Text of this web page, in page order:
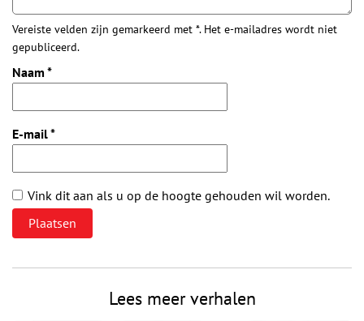
Vereiste velden zijn gemarkeerd met *. Het e-mailadres wordt niet
gepubliceerd.
Naam *
E-mail*
Vink dit aan als u op de hoogte gehouden wil worden.
Lees meer verhalen